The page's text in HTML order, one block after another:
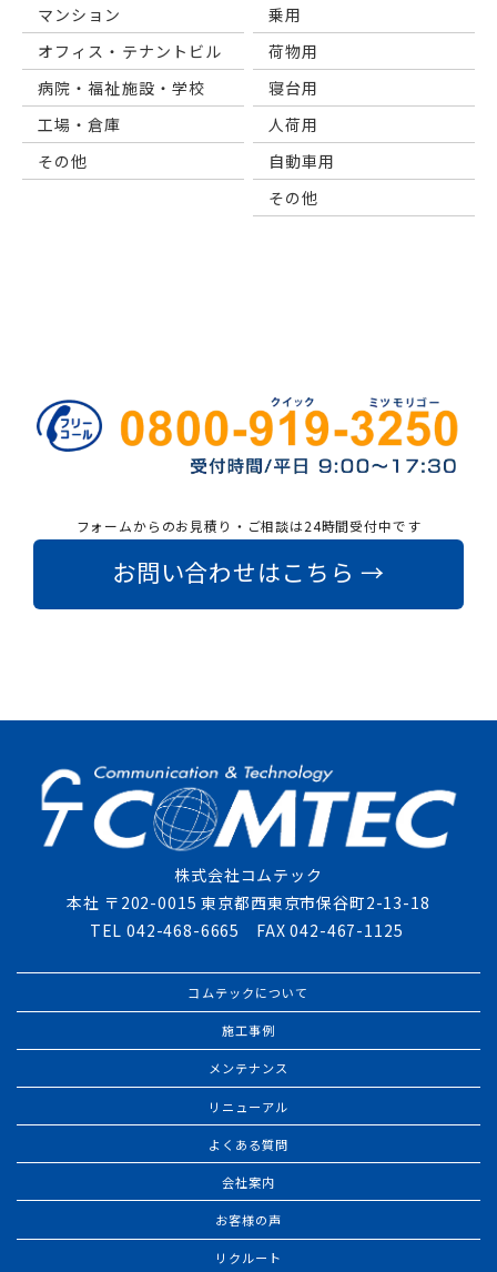
マンション
オフィス・テナントビル
病院・福祉施設・学校
工場・倉庫
その他
乗用
荷物用
寝台用
⼈荷⽤
自動車用
その他
フォームからのお見積り・ご相談は24時間受付中です
お問い合わせはこちら →
株式会社コムテック
本社 〒202-0015 東京都西東京市保谷町2-13-18
TEL 042-468-6665 FAX 042-467-1125
コムテックについて
施工事例
メンテナンス
リニューアル
よくある質問
会社案内
お客様の声
リクルート